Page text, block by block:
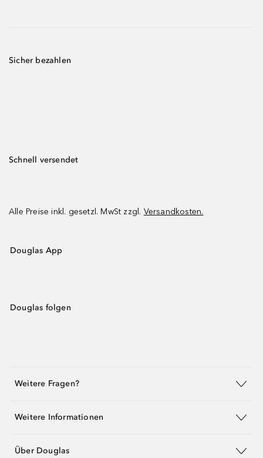
Sicher bezahlen
Schnell versendet
Alle Preise inkl. gesetzl. MwSt zzgl. Versandkosten.
Douglas App
Douglas folgen
Weitere Fragen?
Weitere Informationen
Über Douglas